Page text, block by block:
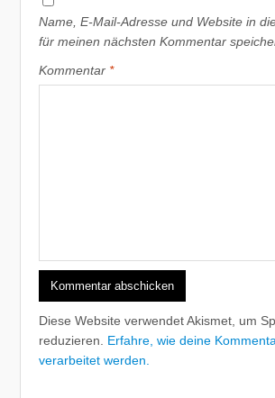
Name, E-Mail-Adresse und Website in
für meinen nächsten Kommentar
Kommentar *
Diese Website verwendet Akismet, um
reduzieren. Erfahre, wie deine
verarbeitet werden.